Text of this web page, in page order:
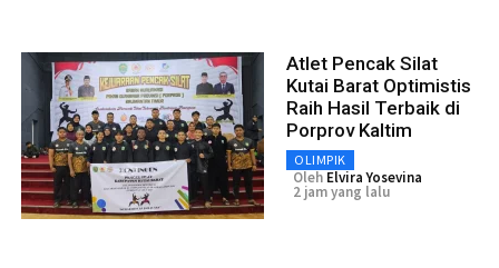
Atlet Pencak Silat
Kutai Barat Optimistis
Raih Hasil Terbaik di
Porprov Kaltim
OLIMPIK
Oleh Elvira Yosevina
2 jam yang lalu